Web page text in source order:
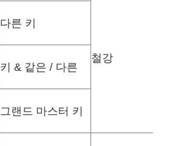
철강
다른 키
키 & 같은 / 다른
그랜드 마스터 키